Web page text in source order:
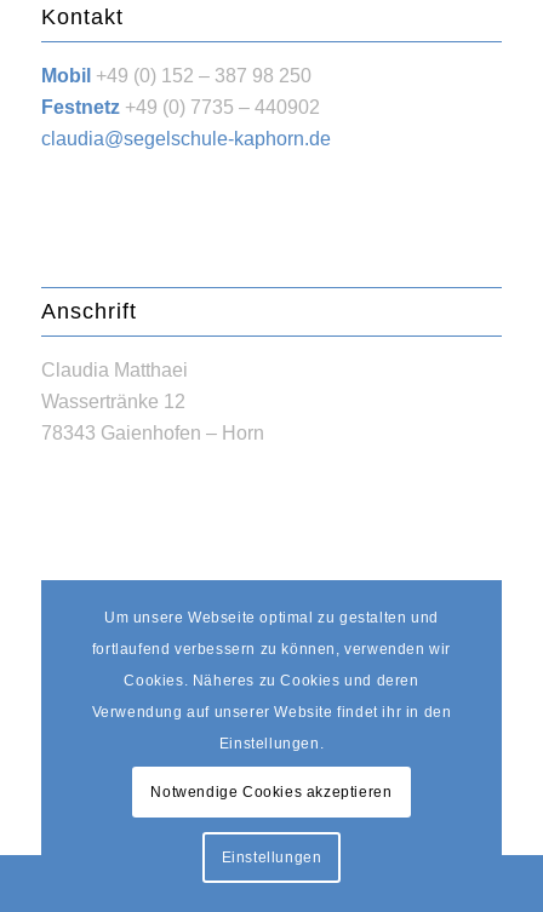
Kontakt
Mobil +49 (0) 152 – 387 98 250
Festnetz+49 (0) 7735 – 440902
claudia@segelschule-kaphorn.de
Anschrift
Claudia Matthaei
Wassertränke 12
78343 Gaienhofen – Horn
E-Mail
Um unsere Webseite optimal zu gestalten und
fortlaufend verbessern zu können, verwenden wir
Cookies. Näheres zu Cookies und deren
Verwendung auf unserer Website findet ihr in den
Einstellungen.
Notwendige Cookies akzeptieren
Einstellungen